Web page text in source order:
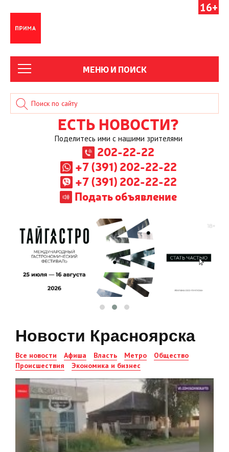
16+
МЕНЮ И ПОИСК
ЕСТЬ НОВОСТИ?
Поделитесь ими с нашими зрителями
202-22-22
+7 (391) 202-22-22
+7 (391) 202-22-22
Подать объявление
Новости Красноярска
Все новости Афиша Власть Метро
Общество
Происшествия
Экономика и бизнес